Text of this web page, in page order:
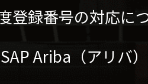
登録番号の対応に
Ariba（アリバ